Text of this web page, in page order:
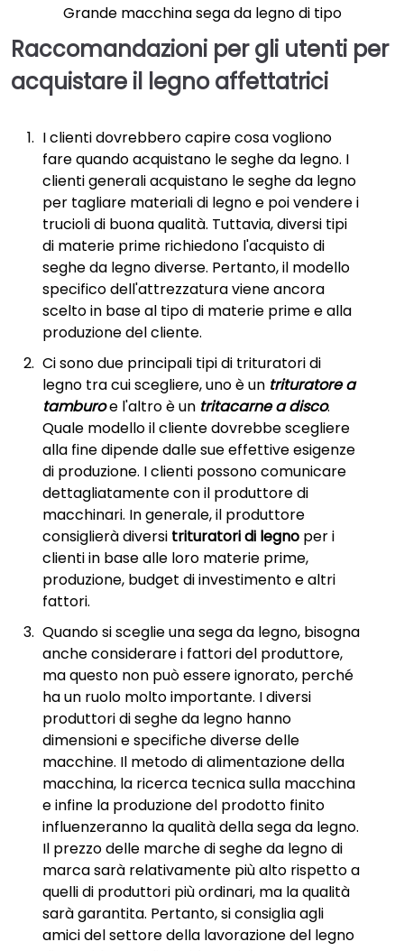
Grande macchina sega da legno di tipo
Raccomandazioni per gli utenti per
acquistare il legnoaffettatrici
I clienti dovrebbero capire cosa vogliono
fare quando acquistano le seghe da legno. I
clienti generali acquistano le seghe da legno
per tagliare materiali di legno e poi vendere i
trucioli di buona qualità. Tuttavia, diversi tipi
di materie prime richiedono l'acquisto di
seghe da legno diverse. Pertanto, il modello
specifico dell'attrezzatura viene ancora
scelto in base al tipo di materie prime e alla
produzione del cliente.
Ci sono due principali tipi di trituratori di
legno tra cui scegliere, uno è un trituratore a
tamburoe l'altro è un tritacarne a disco.
Quale modello il cliente dovrebbe scegliere
alla fine dipende dalle sue effettive esigenze
di produzione. I clienti possono comunicare
dettagliatamente con il produttore di
macchinari. In generale, il produttore
consiglierà diversi trituratori di legno per i
clienti in base alle loro materie prime,
produzione, budget di investimento e altri
fattori.
Quando si sceglie una sega da legno, bisogna
anche considerare i fattori del produttore,
ma questo non può essere ignorato, perché
ha un ruolo molto importante. I diversi
produttori di seghe da legno hanno
dimensioni e specifiche diverse delle
macchine. Il metodo di alimentazione della
macchina, la ricerca tecnica sulla macchina
e infine la produzione del prodotto finito
influenzeranno la qualità della sega da legno.
Il prezzo delle marche di seghe da legno di
marca sarà relativamente più alto rispetto a
quelli di produttori più ordinari, ma la qualità
sarà garantita. Pertanto, si consiglia agli
amici del settore della lavorazione del legno